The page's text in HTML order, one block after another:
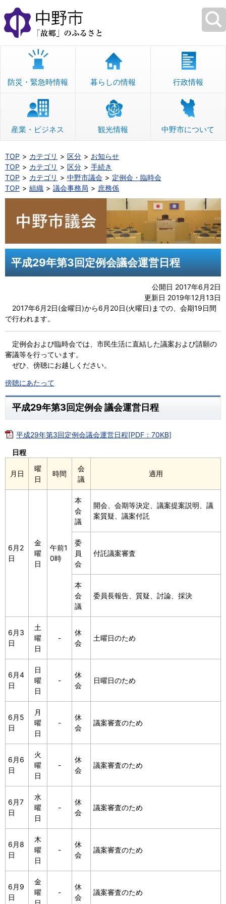
本
文
へ
移
防災・緊急時情報 暮らしの情報 行政情報
産業・ビジネス 観光情報 中野市について
TOP カテゴリ 区分
お知らせ
TOP
カテゴリ 区分
手続き
TOP
カテゴリ 中野市議会
定例会・臨時会
TOP
組織 議会事務局 庶務係
平成29年第3回定例会議会運営日程
公開日 2017年6月2日
更新日 2019年12月13日
2017年6月2日(金曜日)から6月20日(火曜日)までの、会期19日間
で行われます。
定例会および臨時会では、市民生活に直結した議案および請願の
審議等を行っています。
ぜひ、傍聴にお越しください。
傍聴にあたって
平成29年第3回定例会 議会運営日程
平成29年第3回定例会議会運営日程[PDF：70KB]
月日
曜
日
時間
会
議
適用
日程
6月2
日
金
曜
日
午前1
0時
本
会
議
開会、会期等決定、議案提案説明、議
案質疑、議案付託
委
員
会
付託議案審査
本
会
議
委員長報告、質疑、討論、採決
6月3
日
土
曜
日
-
休
会
土曜日のため
6月4
日
日
曜
日
-
休
会
日曜日のため
6月5
日
月
曜
日
-
休
会
議案審査のため
6月6
日
火
曜
日
-
休
会
議案審査のため
6月7
日
水
曜
日
-
休
会
議案審査のため
6月8
日
木
曜
日
-
休
会
議案審査のため
6月9
日
金
曜
-
休
会
議案審査のため